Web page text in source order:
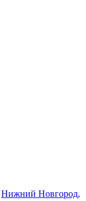
Нижний Новгород,